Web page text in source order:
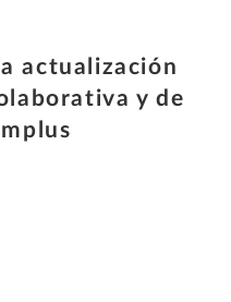
actualización
y de